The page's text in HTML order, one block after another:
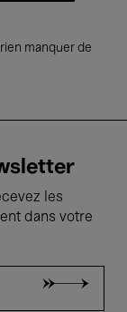
manquer de
les
dans votre